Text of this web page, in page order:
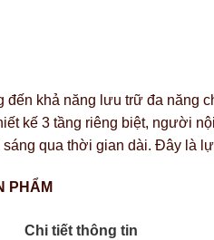
đến khả năng lưu trữ đa năng
kế 3 tầng riêng biệt, người
qua thời gian dài. Đây là
PHẨM
Chi tiết thông tin